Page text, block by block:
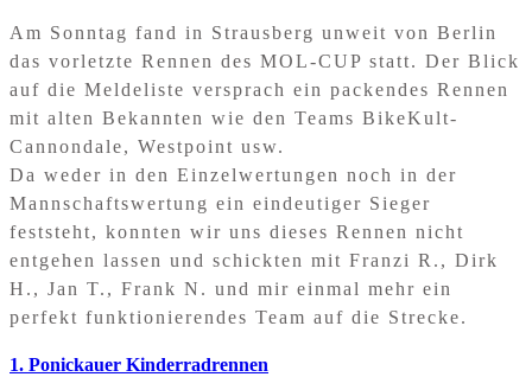
Am Sonntag fand in Strausberg unweit von Berlin
das vorletzte Rennen des MOL-CUP statt. Der Blick
auf die Meldeliste versprach ein packendes Rennen
mit alten Bekannten wie den Teams BikeKult-
Cannondale, Westpoint usw.
Da weder in den Einzelwertungen noch in der
Mannschaftswertung ein eindeutiger Sieger
feststeht, konnten wir uns dieses Rennen nicht
entgehen lassen und schickten mit Franzi R., Dirk
H., Jan T., Frank N. und mir einmal mehr ein
perfekt funktionierendes Team auf die Strecke.
1. Ponickauer Kinderradrennen